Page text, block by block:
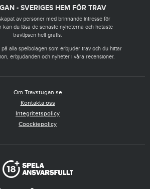
- SVERIGES HEM FÖR TRAV
av personer med brinnande intresse för
kan du läsa de senaste nyheterna och hetaste
travtipsen helt gratis.
alla spelbolagen som erbjuder trav och du hittar
erbjudanden och nyheter i våra recensioner.
Om Travstugan.se
Kontakta oss
Integritetspolicy
Coockiepolicy